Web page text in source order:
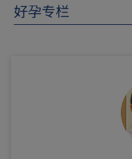
好孕专栏